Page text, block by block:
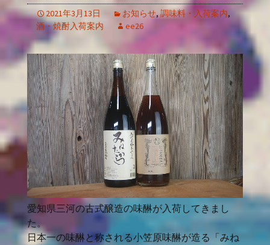
2021年3月13日 お知らせ,調味料・入荷案内,
酒・焼酎入荷案内
ee26
愛知県三河の古式醸造の味醂が入荷してきまし
た。
日本一の味醂と称される小笠原味醂が造る「みね